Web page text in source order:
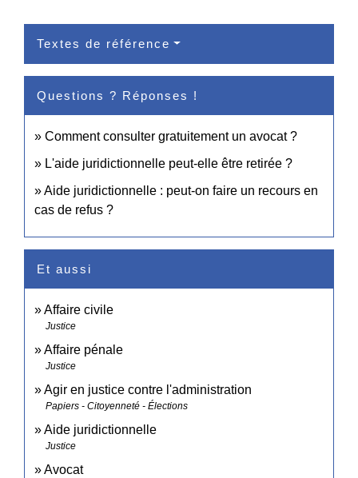
Textes de référence
Questions ? Réponses !
Comment consulter gratuitement un avocat ?
L'aide juridictionnelle peut-elle être retirée ?
Aide juridictionnelle : peut-on faire un recours en
cas de refus ?
Et aussi
Affaire civile
Justice
Affaire pénale
Justice
Agir en justice contre l'administration
Papiers - Citoyenneté - Élections
Aide juridictionnelle
Justice
Avocat